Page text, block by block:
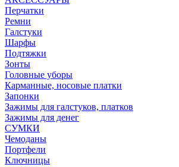
Перчатки
Ремни
Галстуки
Шарфы
Подтяжки
Зонты
Головные уборы
Карманные, носовые платки
Запонки
Зажимы для галстуков, платков
Зажимы для денег
СУМКИ
Чемоданы
Портфели
Ключницы